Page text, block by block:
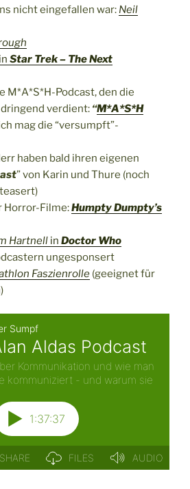
nicht eingefallen war: Neil
in Star Trek – The Next
M*A*S*H-Podcast, den die
verdient: “M*A*S*H
mag die “versumpft”-
haben bald ihren eigenen
” von Karin und Thure (noch
Horror-Filme:Humpty Dumpty’s
Hartnell in Doctor Who
ungesponsert
Faszienrolle (geeignet für